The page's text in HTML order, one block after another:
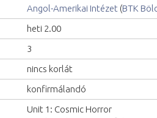
Angol-Amerikai Intézet (BTK
heti 2.00
3
nincs korlát
konfirmálandó
Unit 1: Cosmic Horror